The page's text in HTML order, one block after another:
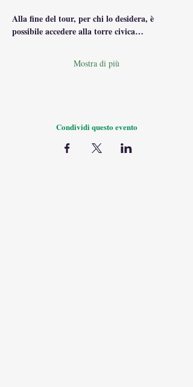
Alla fine del tour, per chi lo desidera, è
possibile accedere alla torre civica…
Mostra di più
Condividi questo evento